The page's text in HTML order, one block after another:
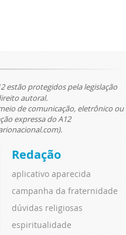
estão protegidos pela legislação
autoral.
de comunicação, eletrônico ou
expressa do A12
Redação
aplicativo aparecida
campanha da fraternidade
dúvidas religiosas
espiritualidade